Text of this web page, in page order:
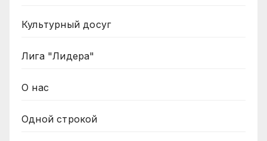
Культурный досуг
Лига "Лидера"
О нас
Одной строкой